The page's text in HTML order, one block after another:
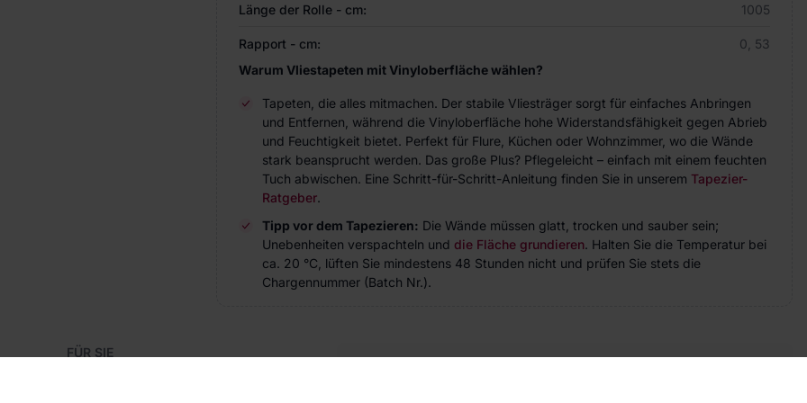
Länge der Rolle - cm: 1005
Rapport - cm:
0, 53
Warum Vliestapeten mit Vinyloberfläche wählen?
Tapeten, die alles mitmachen. Der stabile Vliesträger sorgt für einfaches Anbringen
und Entfernen, während die Vinyloberfläche hohe Widerstandsfähigkeit gegen Abrieb
und Feuchtigkeit bietet. Perfekt für Flure, Küchen oder Wohnzimmer, wo die Wände
stark beansprucht werden. Das große Plus? Pflegeleicht – einfach mit einem feuchten
Tuch abwischen. Eine Schritt-für-Schritt-Anleitung finden Sie in unserem Tapezier-
Ratgeber.
Tipp vor dem Tapezieren: Die Wände müssen glatt, trocken und sauber sein;
Unebenheiten verspachteln und die Fläche grundieren. Halten Sie die Temperatur bei
ca. 20 °C, lüften Sie mindestens 48 Stunden nicht und prüfen Sie stets die
Chargennummer (Batch Nr.).
FÜR SIE